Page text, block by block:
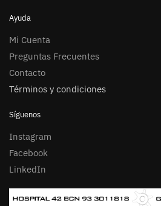
Ayuda
Mi Cuenta
Preguntas Frecuentes
Contacto
Términos y condiciones
Síguenos
Instagram
Facebook
LinkedIn